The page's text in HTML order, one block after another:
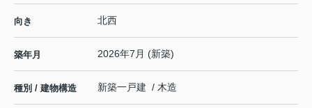
向き 北西
築年月 2026年7月 (新築)
種別 / 建物構造 新築一戸建 / 木造